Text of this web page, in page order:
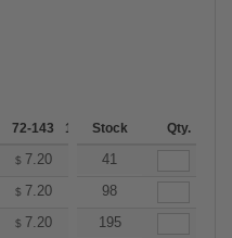
72-143 144-287 More
Stock Qty.
$ 7.20 6.8441
$ 7.20 6.8498
$ 7.20 6.84195